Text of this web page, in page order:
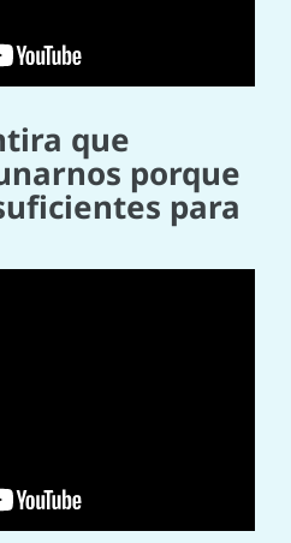
que
porque
para